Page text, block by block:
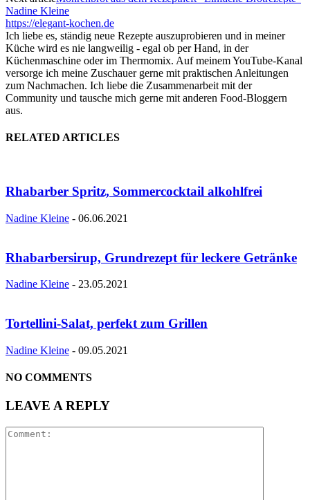
Nadine Kleine
https://elegant-kochen.de
Ich liebe es, ständig neue Rezepte auszuprobieren und in meiner
Küche wird es nie langweilig - egal ob per Hand, in der
Küchenmaschine oder im Thermomix. Auf meinem YouTube-Kanal
versorge ich meine Zuschauer gerne mit praktischen Anleitungen
zum Nachmachen. Ich liebe die Zusammenarbeit mit der
Community und tausche mich gerne mit anderen Food-Bloggern
aus.
RELATED ARTICLES
Rhabarber Spritz, Sommercocktail alkohlfrei
Nadine Kleine - 06.06.2021
Rhabarbersirup, Grundrezept für leckere Getränke
Nadine Kleine - 23.05.2021
Tortellini-Salat, perfekt zum Grillen
Nadine Kleine - 09.05.2021
NO COMMENTS
LEAVE A REPLY